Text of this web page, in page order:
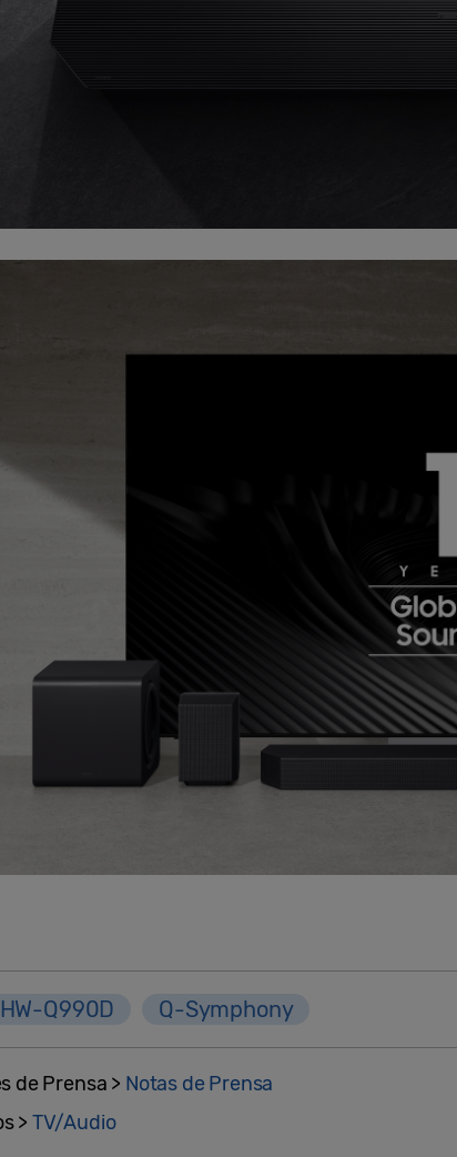
HW-Q990D Q-Symphony
de Prensa > Notas de Prensa
> TV/Audio